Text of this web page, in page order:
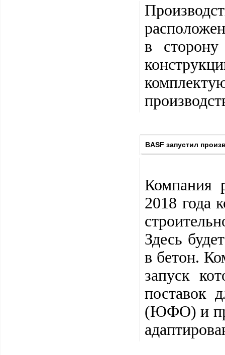
в
BASF запустил
Компания
2018 года
Здесь
в бетон.
запуск
поставок
(ЮФО) и